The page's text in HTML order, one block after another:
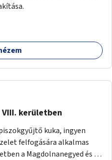
kerületben
kuka, ingyen
felfogására alkalmas
a Magdolnanegyed és a